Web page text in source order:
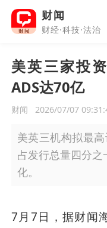
财闻
财经·科技·法治
美英三家投
ADS达70亿
财闻 2026/07/07
美英三机构拟最高
占发行总量四分
化。
7月7日，据财闻